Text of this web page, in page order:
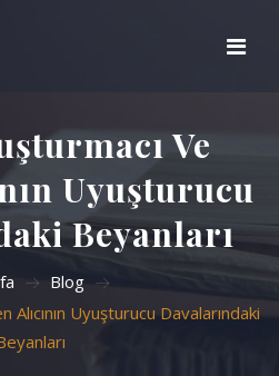
Ve
Uyuşturucu
Beyanları
Blog
Uyuşturucu Davalarındaki